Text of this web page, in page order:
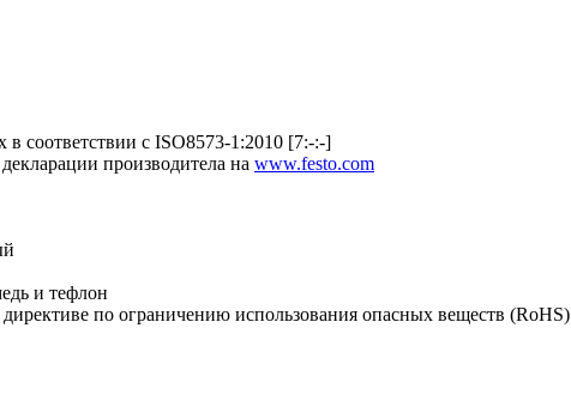
в соответствии с ISO8573-1:2010 [7:-:-]
производитела на www.festo.com
и тефлон
директиве по ограничению использования опасных веществ (RoHS)